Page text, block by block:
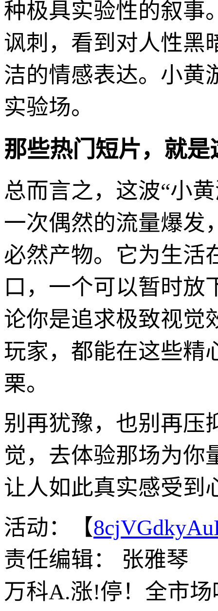
种极具实验性的叙事
讽刺，看到对人性黑
洁的情感表达。小黄
实验场。
那些热门短片，就
总而言之，这波“小
一次偶然的流量爆发
必然产物。它为生活
口，一个可以暂时放
论你是追求极致视觉
玩家，都能在这些精
栗。
别再犹豫，也别再压
觉，去体验那场为你
让人如此真实感受到
活动：【
责任编辑： 张雅琴
万科A.涨!停！全市场